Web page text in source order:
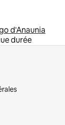
d'Anaunia
durée